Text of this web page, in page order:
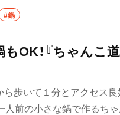
る場所だが「両国でちゃ
#鍋
もOK！『ちゃんこ
ら歩いて１分とアクセス良
人前の小さな鍋で作るち